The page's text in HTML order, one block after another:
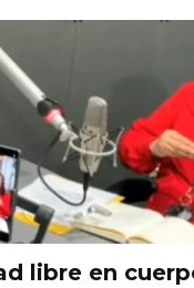
libre en